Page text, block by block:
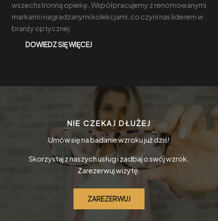
wszechstronną opiekę. Współpracujemy z renomowanymi
markami i nagradzanymi kolekcjami, co czyni nas liderem w
branży optycznej.
DOWIEDZ SIĘ WIĘCEJ
NIE CZEKAJ DŁUŻEJ
Umów się na badanie wzroku już dziś!
Skorzystaj z naszych usług i zadbaj o swój wzrok.
Zarezerwuj wizytę.
ZAREZERWUJ